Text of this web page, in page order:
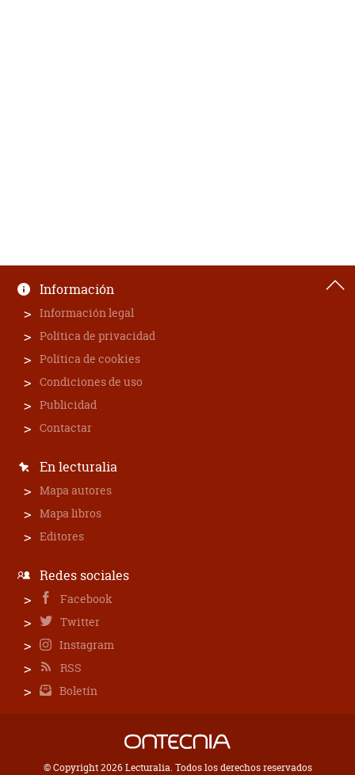
Información
Información legal
Política de privacidad
Política de cookies
Condiciones de uso
Publicidad
Contactar
En lecturalia
Mapa autores
Mapa libros
Editores
Redes sociales
Facebook
Twitter
Instagram
RSS
Boletín
© Copyright 2026 Lecturalia. Todos los derechos reservados